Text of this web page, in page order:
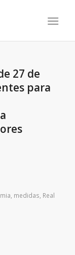
27 de
para
medidas Real